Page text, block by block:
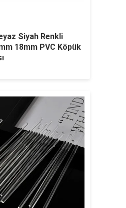
Siyah Renkli
18mm PVC Köpük